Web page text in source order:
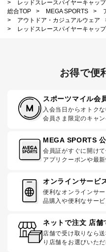
>
レッドスレースパイヤーキャップ
総合TOP
> MEGA SPORTS >
>
アウトドア・カジュアルウェア
>
レッドスレースパイヤーキャップ
お得で便
スポーツマイル会
入会当日からオトク
会員さま限定のキャ
MEGA SPORTS
会員証がすぐに開けて
アプリクーポンや最
オンラインサービ
便利なオンラインサ
品購入や便利なサービ
ネットで注文 店舗
店舗で受け取りなら
り店舗をお選びいただ